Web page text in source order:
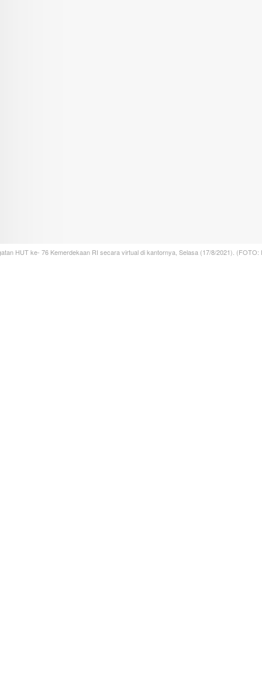
HUT ke- 76 Kemerdekaan RI secara virtual di kantornya, Selasa (17/8/2021). (FOTO: